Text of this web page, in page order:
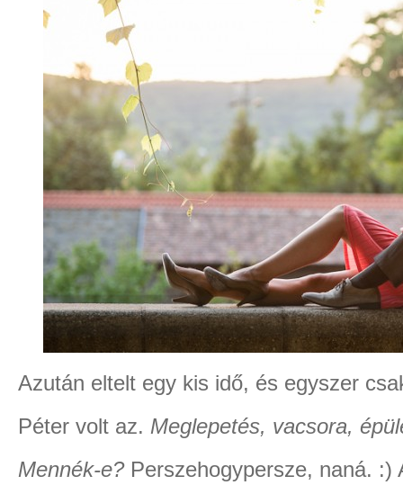
Azután eltelt egy kis idő, és egyszer
Péter volt az. Meglepetés, vacsora,
Mennék-e?Perszehogypersze, naná. :)